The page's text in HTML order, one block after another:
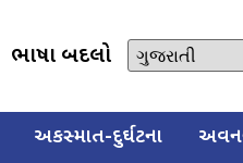
ભાષા બદલો
અકસ્માત-દુર્ઘટના